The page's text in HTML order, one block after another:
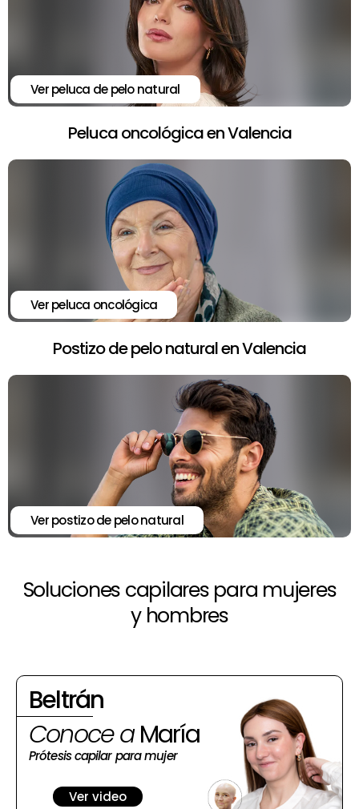
Ver peluca de pelo natural
Peluca oncológica en Valencia
Ver peluca oncológica
Postizo de pelo natural en Valencia
Ver postizo de pelo natural
Soluciones capilares para mujeres
y hombres
Beltrán
Conoce aMaría
Prótesis capilar para mujer
Ver video